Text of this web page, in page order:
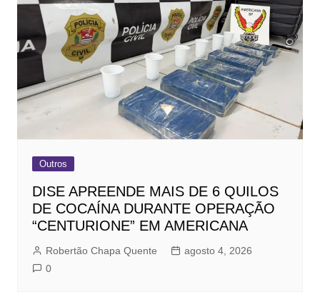
Outros
DISE APREENDE MAIS DE 6 QUILOS
DE COCAÍNA DURANTE OPERAÇÃO
“CENTURIONE” EM AMERICANA
Robertão Chapa Quente
agosto 4, 2026
0